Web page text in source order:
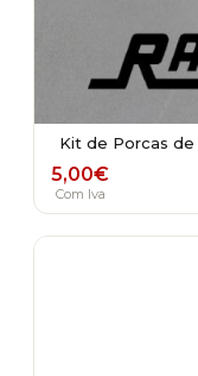
Kit de Porcas
5,00€
Com Iva